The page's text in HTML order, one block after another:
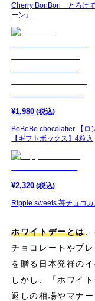
Cherry BonBon とろけ
ーン』
¥1,980 (税込)
BeBeBe chocolatier 【ロ
【ギフトボックス】4粒入
¥2,320 (税込)
Ripple sweets 苺チョコカ
ホワイトデーとは
チョコレートやプ
を贈る日本発祥のイ
しかし、「ホワイ
返しの相場やマナ